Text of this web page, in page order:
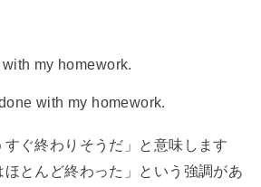
my homework.
with my homework.
ぐ終わりそうだ」と意味します
とんど終わった」という強調があ